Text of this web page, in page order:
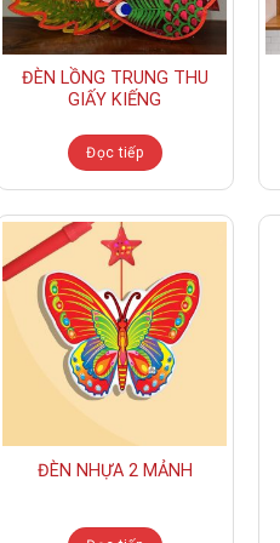
ĐÈN LỒNG TRUNG THU
GIẤY KIẾNG
Đọc tiếp
ĐÈN NHỰA 2 MẢNH